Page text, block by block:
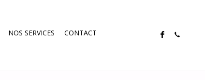
NOS SERVICES CONTACT